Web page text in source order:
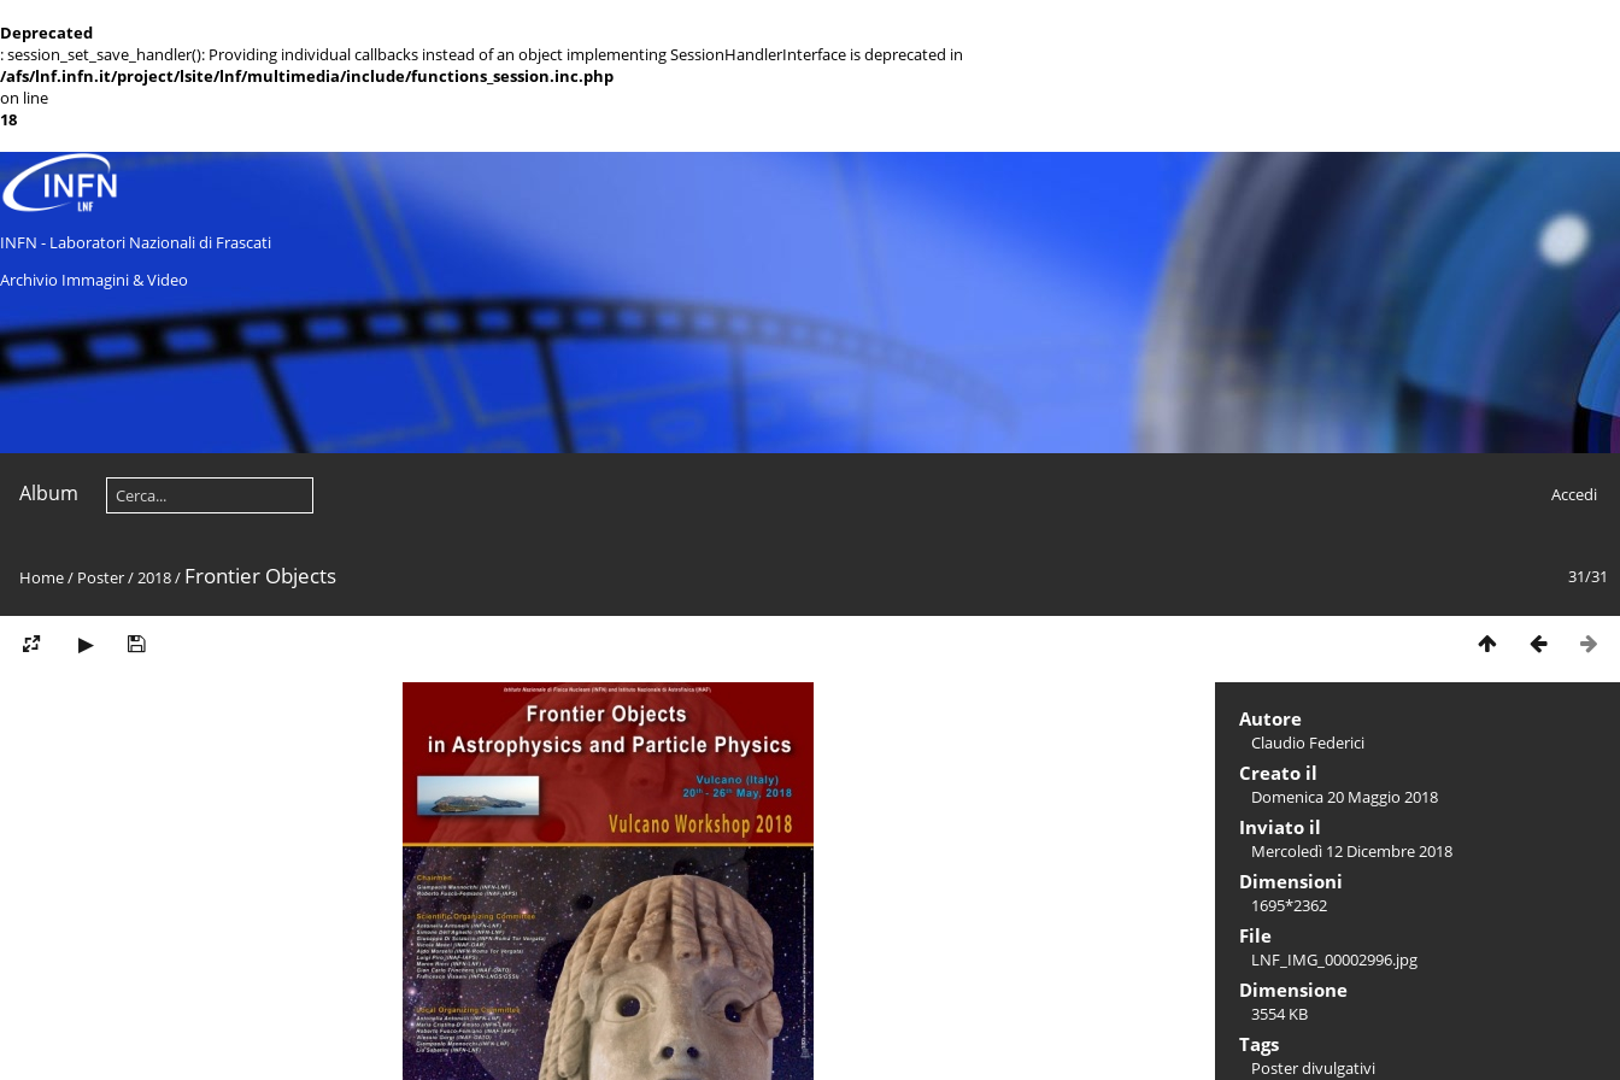
Deprecated
: session_set_save_handler(): Providing individual callbacks instead of an object implementing SessionHandlerInterface is deprecated in
/afs/lnf.infn.it/project/lsite/lnf/multimedia/include/functions_session.inc.php
on line
18
INFN - Laboratori Nazionali di Frascati
Archivio Immagini & Video
Album Accedi
31/31
Home/ Poster/2018/ Frontier Objects
Autore
Claudio Federici
Creato il
Domenica 20 Maggio 2018
Inviato il
Mercoledì 12 Dicembre 2018
Dimensioni
1695*2362
File
LNF_IMG_00002996.jpg
Dimensione
3554 KB
Tags
Poster divulgativi